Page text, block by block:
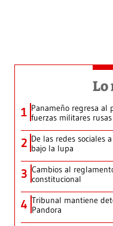
Lo
1 Panameño regresa al
fuerzas militares rusas
2 De las redes sociales
bajo la lupa
3 Cambios al
constitucional
4 Tribunal mantiene
Pandora